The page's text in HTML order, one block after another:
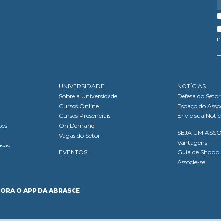
UNIVERSIDADE
Sobre a Universidade
Cursos Online
Cursos Presenciais
On Demand
Vagas do Setor
EVENTOS
NOTÍCIAS
Defesa do Setor
Espaço do
Envie sua
SEJA UM
Vantagens
Guia de
Associe-se
O APP DA ABRASCE